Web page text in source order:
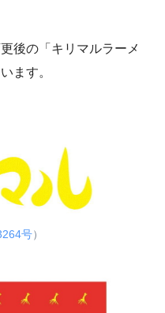
後の「キリマルラーメ
ます。
号）